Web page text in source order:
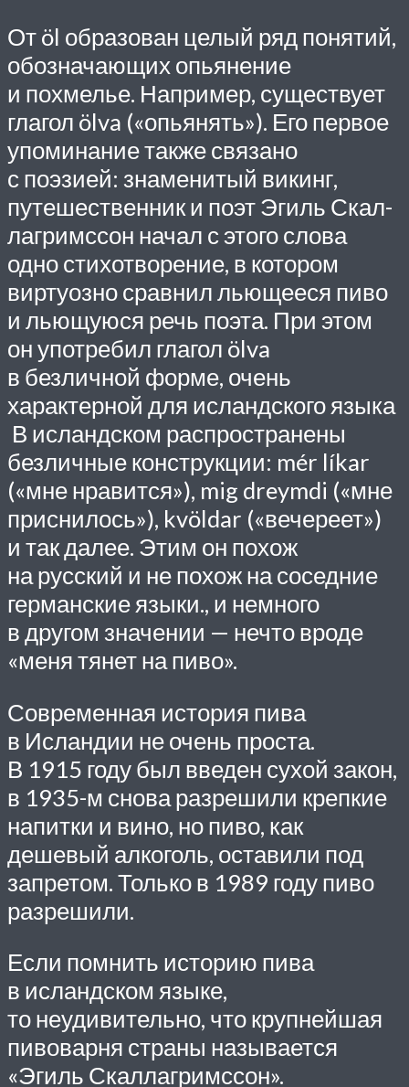
От öl образован целый ряд понятий,
обозначающих опьянение
и похмелье. Например, существует
глагол ölva («опьянять»). Его первое
упоминание также связано
с поэзией: знаменитый викинг,
путешественник и поэт Эгиль Скал­
лагримссон начал с этого слова
одно стихотворение, в котором
виртуозно сравнил льющееся пиво
и льющуюся речь поэта. При этом
он употребил глагол ölva
в безличной форме, очень
характерной для исландского языка
В исландском распространены
безличные конструкции: mér líkar
(«мне нравится»), mig dreymdi («мне
приснилось»), kvöldar («вече­реет»)
и так далее. Этим он похож
на русский и не похож на соседние
германские языки., и немно­го
в другом значении — нечто вроде
«меня тянет на пиво».
Современная история пива
в Исландии не очень проста.
В 1915 году был введен сухой закон,
в 1935-м снова разрешили крепкие
напитки и вино, но пиво, как
дешевый алкоголь, оставили под
запретом. Только в 1989 году пиво
разрешили.
Если помнить историю пива
в исландском языке,
то неудивительно, что круп­нейшая
пивоварня страны называется
«Эгиль Скаллагримссон».